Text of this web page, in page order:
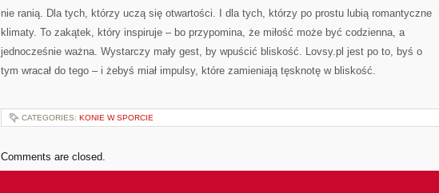
nie ranią. Dla tych, którzy uczą się otwartości. I dla tych, którzy po prostu lubią romantyczne
klimaty. To zakątek, który inspiruje – bo przypomina, że miłość może być codzienna, a
jednocześnie ważna. Wystarczy mały gest, by wpuścić bliskość. Lovsy.pl jest po to, byś o
tym wracał do tego – i żebyś miał impulsy, które zamieniają tęsknotę w bliskość.
CATEGORIES: KONIE W SPORCIE
Comments are closed.